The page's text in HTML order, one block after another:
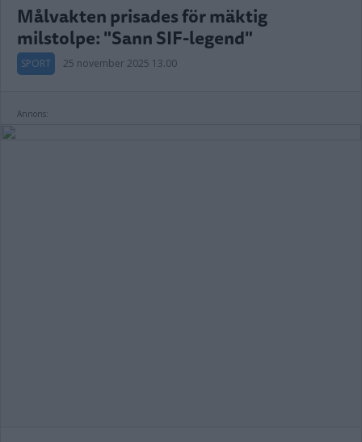
Målvakten prisades för mäktig
milstolpe: "Sann SIF-legend"
SPORT 25 november 2025 13.00
Annons: